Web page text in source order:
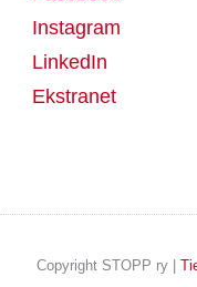
Instagram
LinkedIn
Ekstranet
Copyright STOPP ry |